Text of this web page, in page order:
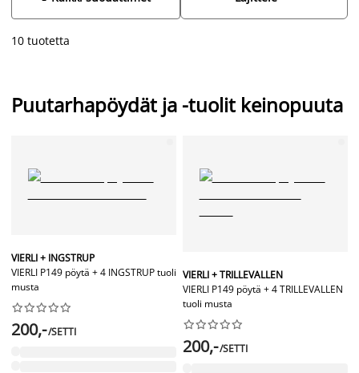
10 tuotetta
Puutarhapöydät ja -tuolit keinopuuta
VIERLI + INGSTRUP
VIERLI P149 pöytä + 4 INGSTRUP tuoli
musta






200,-/SETTI
VIERLI + TRILLEVALLEN
VIERLI P149 pöytä + 4 TRILLEVALLEN
tuoli musta






200,-/SETTI